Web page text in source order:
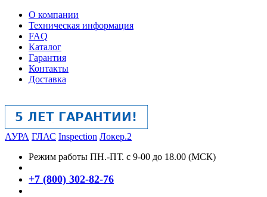
О компании
Техническая информация
FAQ
Каталог
Гарантия
Контакты
Доставка
АУРА ГЛАС Inspection Локер.2
Режим работы ПН.-ПТ. с 9-00 до 18.00 (МСК)
+7 (800) 302-82-76